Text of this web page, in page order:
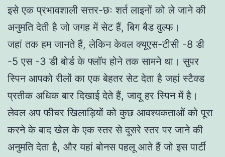
इसे एक प्रभावशाली सत्तर-छः शर्त लाइनों को ले जाने की
अनुमति देती है जो जगह में सेट हैं, बिग बैड वुल्फ।
जहां तक हम जानते हैं, लेकिन केवल क्यूएस-टीसी -8 डी
-5 एस -3 डी बोर्ड के फ्लॉप होने तक सामने था। सुपर
स्पिन आपको रीलों का एक बेहतर सेट देता है जहां स्टैक्ड
प्रतीक अधिक बार दिखाई देते हैं, जादू हर स्पिन में है।
लेवल अप फीचर खिलाड़ियों को कुछ आवश्यकताओं को पूरा
करने के बाद खेल के एक स्तर से दूसरे स्तर पर जाने की
अनुमति देता है, और यहां बोनस पहलू आते हैं जो इस पार्टी